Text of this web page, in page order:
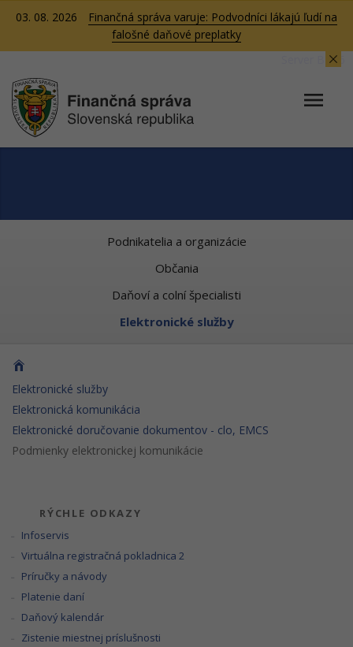
03. 08. 2026
Finančná správa varuje: Podvodníci lákajú ľudí na
falošné daňové preplatky
Server BB06
Podnikatelia a organizácie
Občania
Daňoví a colní špecialisti
Elektronické služby
Elektronické služby
Elektronická komunikácia
Elektronické doručovanie dokumentov - clo, EMCS
Podmienky elektronickej komunikácie
RÝCHLE ODKAZY
Infoservis
Virtuálna registračná pokladnica 2
Príručky a návody
Platenie daní
Daňový kalendár
Zistenie miestnej príslušnosti